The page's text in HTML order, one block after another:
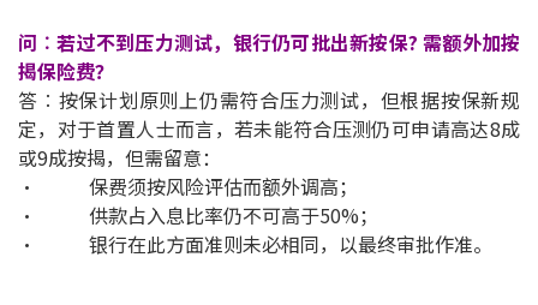
装修·保险优惠
免费装修转介服务
装修设计专栏
火险、家居、宠物保险
保险资讯专栏
问︰若过不到压力测试，银行仍可批出新按保? 需额外加按
揭保险费？
答︰按保计划原则上仍需符合压力测试，但根据按保新规
定，对于首置人士而言，若未能符合压测仍可申请高达8成
或9成按揭，但需留意：
• 保费须按风险评估而额外调高；
• 供款占入息比率仍不可高于50%；
• 银行在此方面准则未必相同，以最终审批作准。